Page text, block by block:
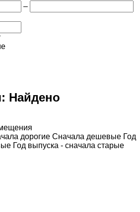
–
Найдено
дорогие Сначала дешевые Год
Год выпуска - сначала старые